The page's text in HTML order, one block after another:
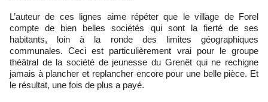
L’auteur de ces lignes aime répéter que le village de Forel
compte de bien belles sociétés qui sont la fierté de ses
habitants, loin à la ronde des limites géographiques
communales. Ceci est particulièrement vrai pour le groupe
théâtral de la société de jeunesse du Grenêt qui ne rechigne
jamais à plancher et replancher encore pour une belle pièce. Et
le résultat, une fois de plus a payé.